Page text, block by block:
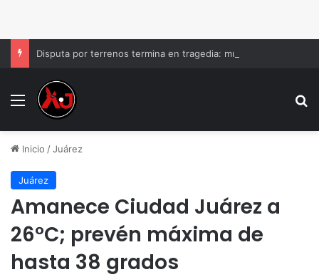
Menu
Inicio /Juárez
Juárez
Amanece Ciudad Juárez a
26°C; prevén máxima de
hasta 38 grados